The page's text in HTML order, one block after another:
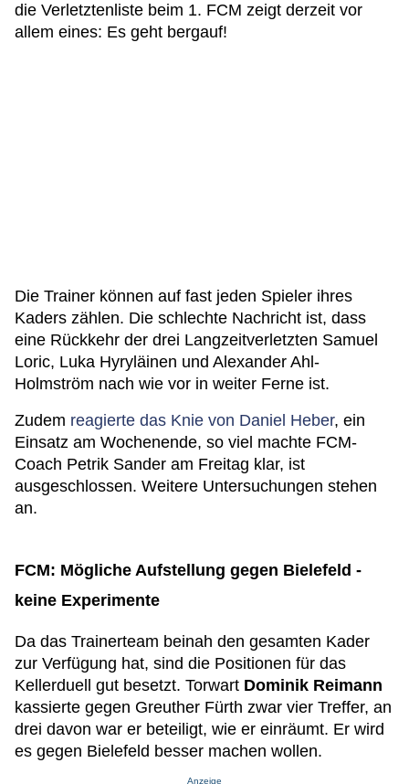
die Verletztenliste beim 1. FCM zeigt derzeit vor
allem eines: Es geht bergauf!
Die Trainer können auf fast jeden Spieler ihres
Kaders zählen. Die schlechte Nachricht ist, dass
eine Rückkehr der drei Langzeitverletzten Samuel
Loric, Luka Hyryläinen und Alexander Ahl-
Holmström nach wie vor in weiter Ferne ist.
Zudem reagierte das Knie von Daniel Heber, ein
Einsatz am Wochenende, so viel machte FCM-
Coach Petrik Sander am Freitag klar, ist
ausgeschlossen. Weitere Untersuchungen stehen
an.
FCM: Mögliche Aufstellung gegen Bielefeld -
keine Experimente
Da das Trainerteam beinah den gesamten Kader
zur Verfügung hat, sind die Positionen für das
Kellerduell gut besetzt. Torwart Dominik Reimann
kassierte gegen Greuther Fürth zwar vier Treffer, an
drei davon war er beteiligt, wie er einräumt. Er wird
es gegen Bielefeld besser machen wollen.
Anzeige